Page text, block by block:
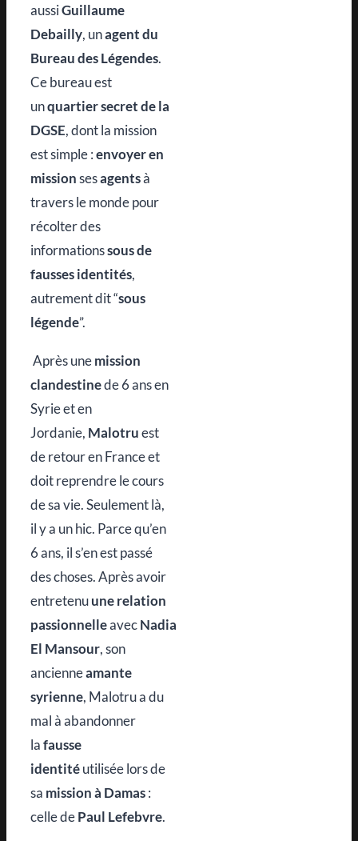
aussiGuillaume
Debailly, unagent du
Bureau des Légendes.
Ce bureau est
unquartier secret de la
DGSE, dont la mission
est simple :envoyer en
missionsesagentsà
travers le monde pour
récolter des
informationssous de
fausses identités,
autrement dit “sous
légende”.
Après unemission
clandestinede 6 ans en
Syrie et en
Jordanie, Malotruest
de retour en France et
doit reprendre le cours
de sa vie. Seulement là,
il y a un hic. Parce qu’en
6 ans, il s’en est passé
des choses. Après avoir
entretenuune relation
passionnelleavecNadia
El Mansour, son
ancienneamante
syrienne, Malotru a du
mal à abandonner
lafausse
identitéutilisée lors de
sa mission à Damas:
celle dePaul Lefebvre.